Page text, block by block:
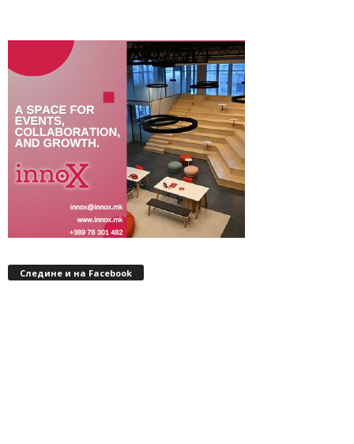
Следине и на Facebook